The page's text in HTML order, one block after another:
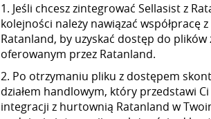
1. Jeśli chcesz zintegrować Sellasist z
kolejności należy nawiązać współpracę
Ratanland, by uzyskać dostęp do
oferowanym przez Ratanland.
2. Po otrzymaniu pliku z dostępem
działem handlowym, który przedstawi
integracji z hurtownią Ratanland w